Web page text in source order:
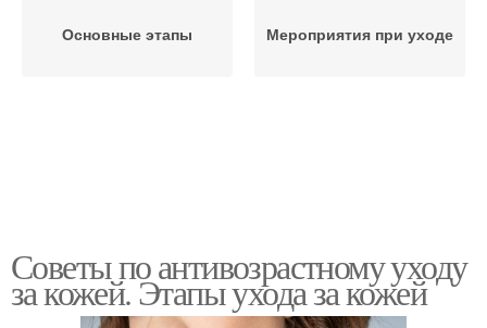
Основные этапы Мероприятия при уходе
Советы по антивозрастному уходу
за кожей. Этапы ухода за кожей